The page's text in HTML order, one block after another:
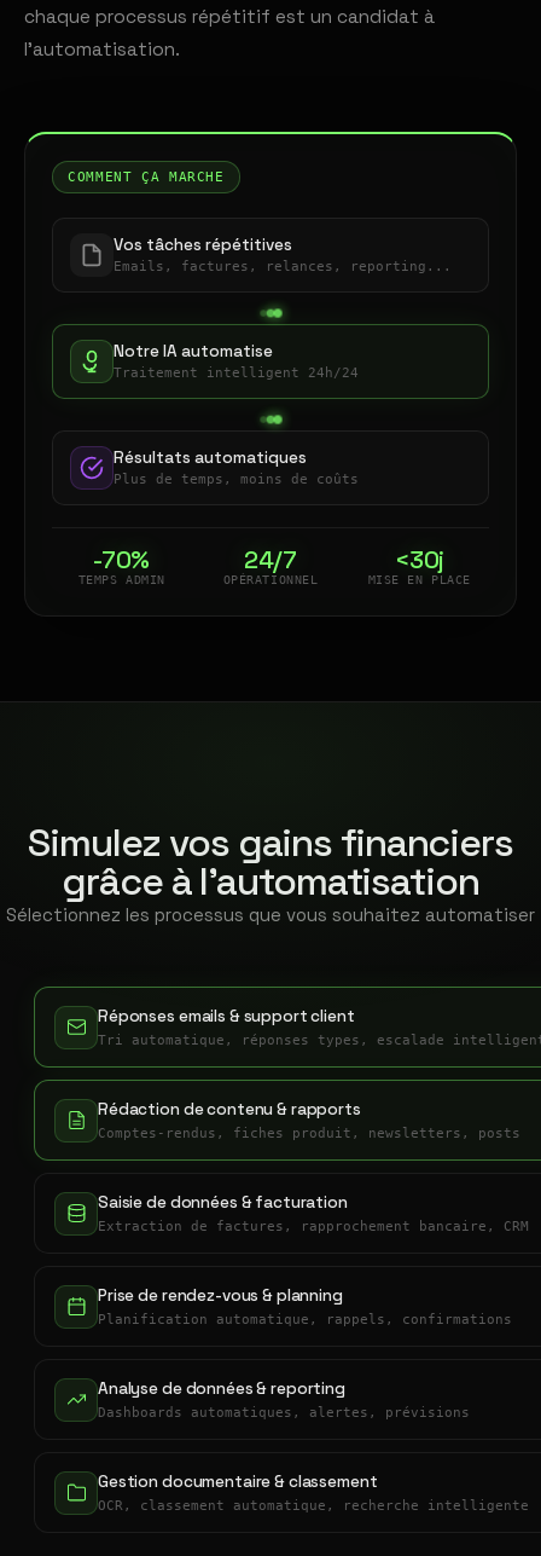
chaque processus répétitif est un candidat à
l'automatisation.
COMMENT ÇA MARCHE
Vos tâches répétitives
Emails, factures, relances, reporting...
Notre IA automatise
Traitement intelligent 24h/24
Résultats automatiques
Plus de temps, moins de coûts
-70%
TEMPS ADMIN
24/7
OPÉRATIONNEL
<30j
MISE EN PLACE
Simulez vos gains financiers
grâce à l'automatisation
Sélectionnez les processus que vous souhaitez automatiser
Réponses emails & support client
Tri automatique, réponses types, escalade
Rédaction de contenu & rapports
Comptes-rendus, fiches produit, newsletters, posts
Saisie de données & facturation
Extraction de factures, rapprochement bancaire, CRM
Prise de rendez-vous & planning
Planification automatique, rappels, confirmations
Analyse de données & reporting
Dashboards automatiques, alertes, prévisions
Gestion documentaire & classement
OCR, classement automatique, recherche intelligente